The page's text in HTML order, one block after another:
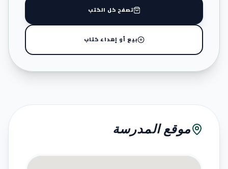
تصفح كل الكتب
بيع أو إهداء كتاب
موقع المدرسة